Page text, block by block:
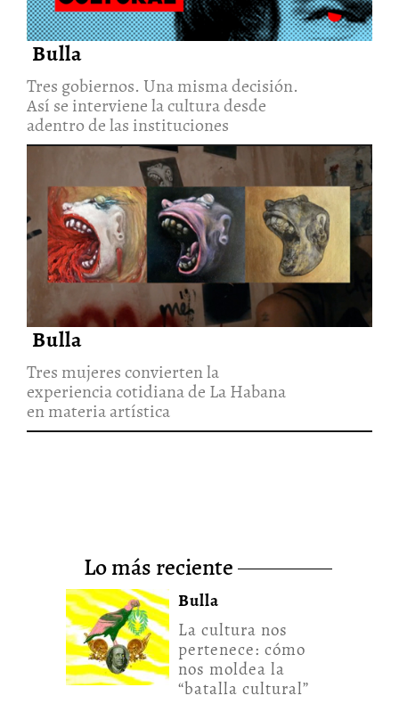
Bulla
Tres gobiernos. Una misma decisión.
Así se interviene la cultura desde
adentro de las instituciones
Tres mujeres convierten la
experiencia cotidiana de La
Habana en materia artística
30/Jul/2026
Bulla
Tres mujeres convierten la
experiencia cotidiana de La Habana
en materia artística
lo más reciente
Bulla
La cultura nos
pertenece: cómo
nos moldea la
“batalla cultural”